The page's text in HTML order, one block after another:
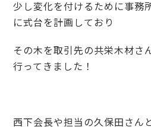
少し変化を付けるために事務
に式台を計画しており
その木を取引先の共栄木材さ
行ってきました！
西下会長や担当の久保田さん